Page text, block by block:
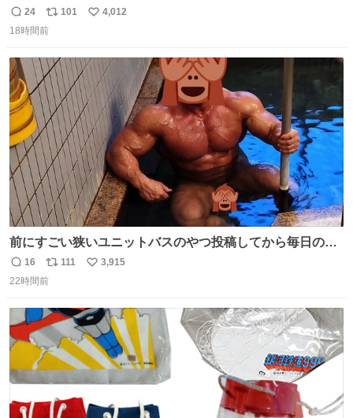
返
信
24
リ
ポ
ト
数
101
い
数
4,012
18時間前
前にすごい狭いユニットバスのやつ投稿してから毎日のよ
うに温泉とかに連れてってもらってる。SNS効果凄い。俺
は幸せもんです・・・いつもありがとうございます🫡
返
信
16
リ
ポ
ト
数
111
い
数
3,915
22時間前